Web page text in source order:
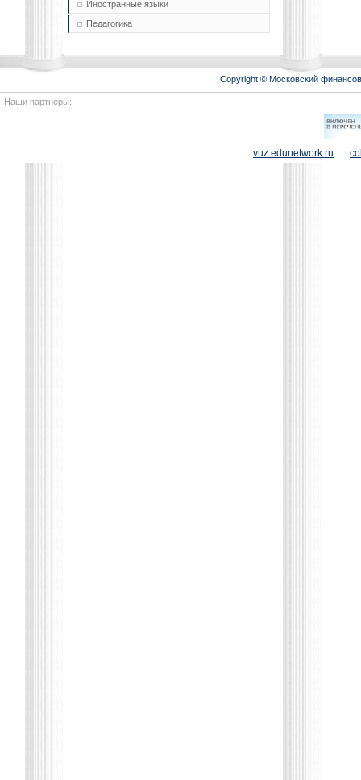
Иностранные языки
Педагогика
Copyright © Московский
Наши партнеры:
vuz.edunetwork.ru